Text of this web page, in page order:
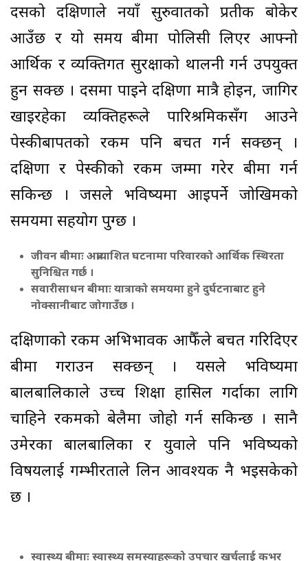
दसैंको दक्षिणाले नयाँ सुरुवातको प्रतीक बोकेर
आउँछ र यो समय बीमा पोलिसी लिएर आफ्नो
आर्थिक र व्यक्तिगत सुरक्षाको थालनी गर्न उपयुक्त
हुन सक्छ । दसैंमा पाइने दक्षिणा मात्रै होइन, जागिर
खाइरहेका व्यक्तिहरूले पारिश्रमिकसँग आउने
पेस्कीबापतको रकम पनि बचत गर्न सक्छन् ।
दक्षिणा र पेस्कीको रकम जम्मा गरेर बीमा गर्न
सकिन्छ । जसले भविष्यमा आइपर्ने जोखिमको
समयमा सहयोग पुग्छ ।
जीवन बीमाः अप्रत्याशित घटनामा परिवारको आर्थिक स्थिरता
सुनिश्चित गर्छ ।
सवारीसाधन बीमाः यात्राको समयमा हुने दुर्घटनाबाट हुने
नोक्सानीबाट जोगाउँछ ।
दक्षिणाको रकम अभिभावक आफैँले बचत गरिदिएर
बीमा गराउन सक्छन् । यसले भविष्यमा
बालबालिकाले उच्च शिक्षा हासिल गर्दाका लागि
चाहिने रकमको बेलैमा जोहो गर्न सकिन्छ । सानै
उमेरका बालबालिका र युवाले पनि भविष्यको
विषयलाई गम्भीरताले लिन आवश्यक नै भइसकेको
छ ।
स्वास्थ्य बीमाः स्वास्थ्य समस्याहरूको उपचार खर्चलाई कभर